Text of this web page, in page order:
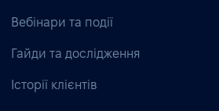
Вебінари та події
Гайди та дослідження
Історії клієнтів